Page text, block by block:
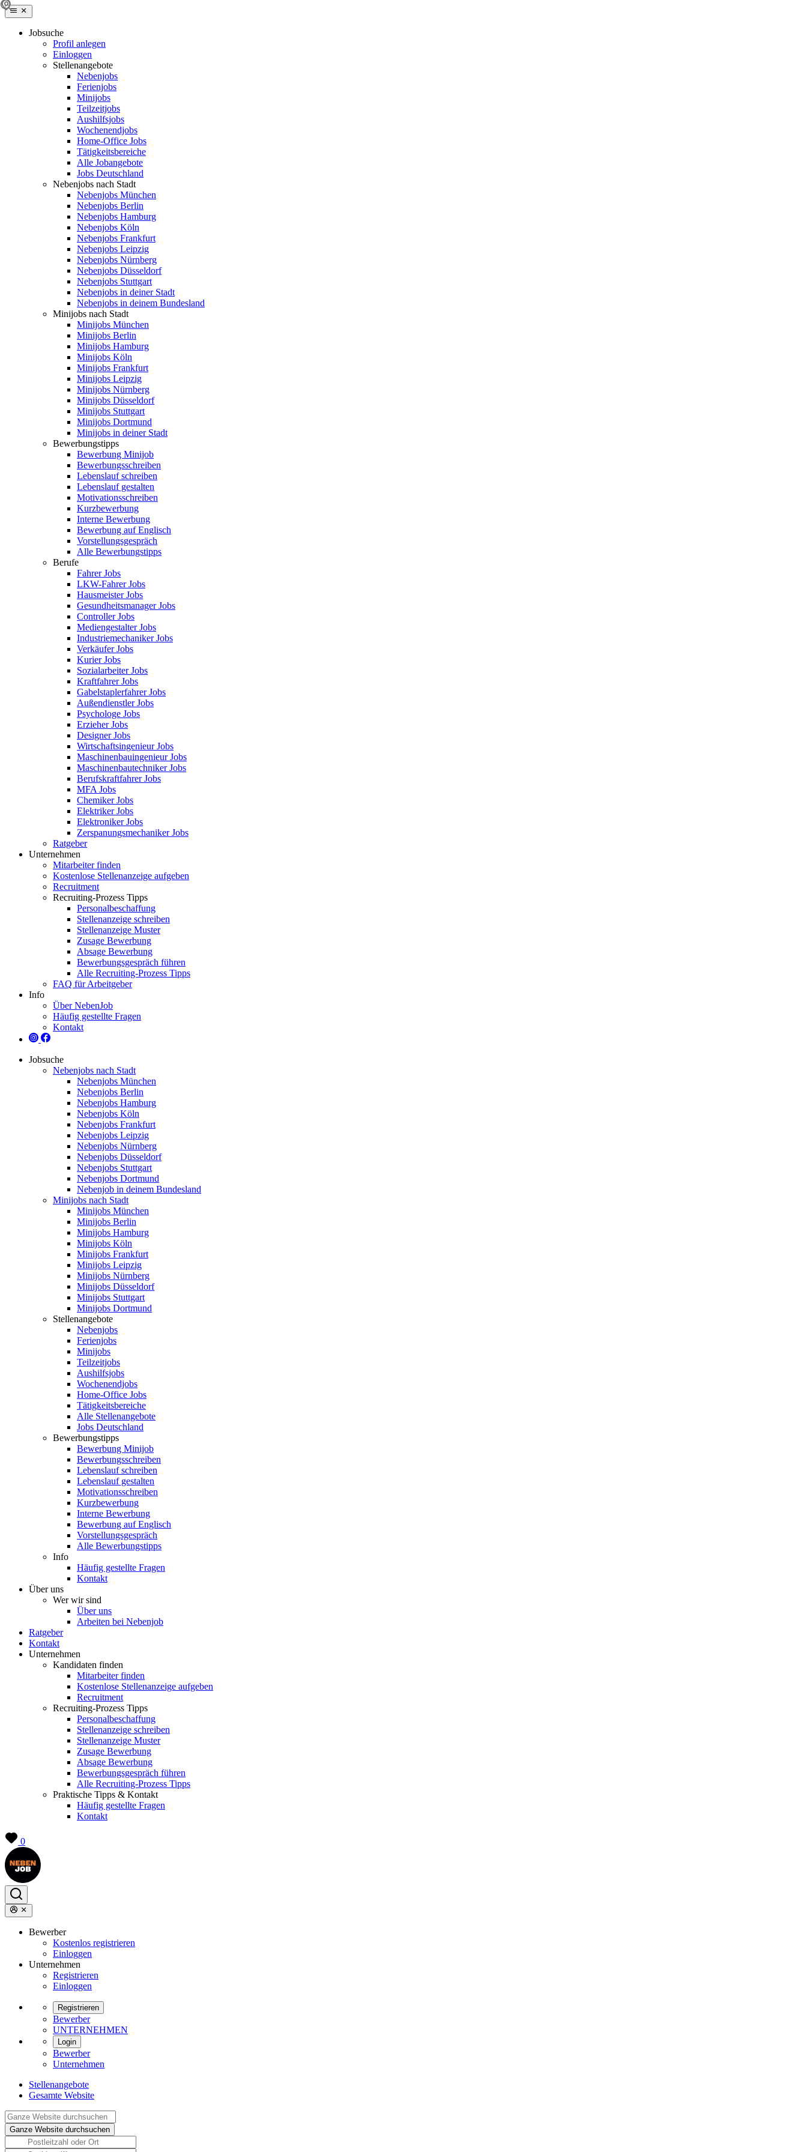
Jobsuche
Profil anlegen
Einloggen
Stellenangebote
Nebenjobs
Ferienjobs
Minijobs
Teilzeitjobs
Aushilfsjobs
Wochenendjobs
Home-Office Jobs
Tätigkeitsbereiche
Alle Jobangebote
Jobs Deutschland
Nebenjobs nach Stadt
Nebenjobs München
Nebenjobs Berlin
Nebenjobs Hamburg
Nebenjobs Köln
Nebenjobs Frankfurt
Nebenjobs Leipzig
Nebenjobs Nürnberg
Nebenjobs Düsseldorf
Nebenjobs Stuttgart
Nebenjobs in deiner Stadt
Nebenjobs in deinem Bundesland
Minijobs nach Stadt
Minijobs München
Minijobs Berlin
Minijobs Hamburg
Minijobs Köln
Minijobs Frankfurt
Minijobs Leipzig
Minijobs Nürnberg
Minijobs Düsseldorf
Minijobs Stuttgart
Minijobs Dortmund
Minijobs in deiner Stadt
Bewerbungstipps
Bewerbung Minijob
Bewerbungsschreiben
Lebenslauf schreiben
Lebenslauf gestalten
Motivationsschreiben
Kurzbewerbung
Interne Bewerbung
Bewerbung auf Englisch
Vorstellungsgespräch
Alle Bewerbungstipps
Berufe
Fahrer Jobs
LKW-Fahrer Jobs
Hausmeister Jobs
Gesundheitsmanager Jobs
Controller Jobs
Mediengestalter Jobs
Industriemechaniker Jobs
Verkäufer Jobs
Kurier Jobs
Sozialarbeiter Jobs
Kraftfahrer Jobs
Gabelstaplerfahrer Jobs
Außendienstler Jobs
Psychologe Jobs
Erzieher Jobs
Designer Jobs
Wirtschaftsingenieur Jobs
Maschinenbauingenieur Jobs
Maschinenbautechniker Jobs
Berufskraftfahrer Jobs
MFA Jobs
Chemiker Jobs
Elektriker Jobs
Elektroniker Jobs
Zerspanungsmechaniker Jobs
Ratgeber
Unternehmen
Mitarbeiter finden
Kostenlose Stellenanzeige aufgeben
Recruitment
Recruiting-Prozess Tipps
Personalbeschaffung
Stellenanzeige schreiben
Stellenanzeige Muster
Zusage Bewerbung
Absage Bewerbung
Bewerbungsgespräch führen
Alle Recruiting-Prozess Tipps
FAQ für Arbeitgeber
Info
Über NebenJob
Häufig gestellte Fragen
Kontakt
Jobsuche
Nebenjobs nach Stadt
Nebenjobs München
Nebenjobs Berlin
Nebenjobs Hamburg
Nebenjobs Köln
Nebenjobs Frankfurt
Nebenjobs Leipzig
Nebenjobs Nürnberg
Nebenjobs Düsseldorf
Nebenjobs Stuttgart
Nebenjobs Dortmund
Nebenjob in deinem Bundesland
Minijobs nach Stadt
Minijobs München
Minijobs Berlin
Minijobs Hamburg
Minijobs Köln
Minijobs Frankfurt
Minijobs Leipzig
Minijobs Nürnberg
Minijobs Düsseldorf
Minijobs Stuttgart
Minijobs Dortmund
Stellenangebote
Nebenjobs
Ferienjobs
Minijobs
Teilzeitjobs
Aushilfsjobs
Wochenendjobs
Home-Office Jobs
Tätigkeitsbereiche
Alle Stellenangebote
Jobs Deutschland
Bewerbungstipps
Bewerbung Minijob
Bewerbungsschreiben
Lebenslauf schreiben
Lebenslauf gestalten
Motivationsschreiben
Kurzbewerbung
Interne Bewerbung
Bewerbung auf Englisch
Vorstellungsgespräch
Alle Bewerbungstipps
Info
Häufig gestellte Fragen
Kontakt
Über uns
Wer wir sind
Über uns
Arbeiten bei Nebenjob
Ratgeber
Kontakt
Unternehmen
Kandidaten finden
Mitarbeiter finden
Kostenlose Stellenanzeige aufgeben
Recruitment
Recruiting-Prozess Tipps
Personalbeschaffung
Stellenanzeige schreiben
Stellenanzeige Muster
Zusage Bewerbung
Absage Bewerbung
Bewerbungsgespräch führen
Alle Recruiting-Prozess Tipps
Praktische Tipps & Kontakt
Häufig gestellte Fragen
Kontakt
0
Bewerber
Kostenlos registrieren
Einloggen
Unternehmen
Registrieren
Einloggen
Registrieren
Bewerber
UNTERNEHMEN
Login
Bewerber
Unternehmen
Stellenangebote
Gesamte Website